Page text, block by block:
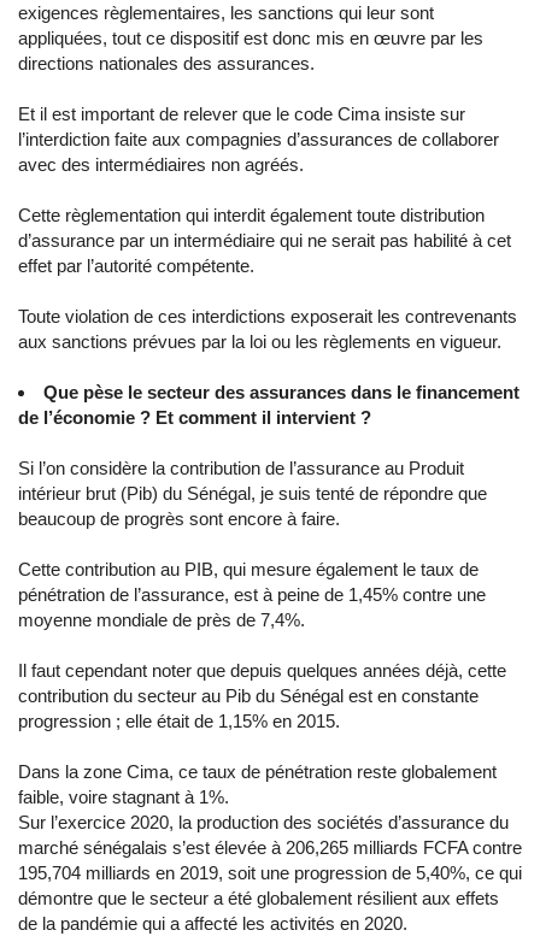
exigences règlementaires, les sanctions qui leur sont
appliquées, tout ce dispositif est donc mis en œuvre par les
directions nationales des assurances.
Et il est important de relever que le code Cima insiste sur
l’interdiction faite aux compagnies d’assurances de collaborer
avec des intermédiaires non agréés.
Cette règlementation qui interdit également toute distribution
d’assurance par un intermédiaire qui ne serait pas habilité à cet
effet par l’autorité compétente.
Toute violation de ces interdictions exposerait les contrevenants
aux sanctions prévues par la loi ou les règlements en vigueur.
Que pèse le secteur des assurances dans le financement
de l’économie ? Et comment il intervient ?
Si l’on considère la contribution de l’assurance au Produit
intérieur brut (Pib) du Sénégal, je suis tenté de répondre que
beaucoup de progrès sont encore à faire.
Cette contribution au PIB, qui mesure également le taux de
pénétration de l’assurance, est à peine de 1,45% contre une
moyenne mondiale de près de 7,4%.
Il faut cependant noter que depuis quelques années déjà, cette
contribution du secteur au Pib du Sénégal est en constante
progression ; elle était de 1,15% en 2015.
Dans la zone Cima, ce taux de pénétration reste globalement
faible, voire stagnant à 1%.
Sur l’exercice 2020, la production des sociétés d’assurance du
marché sénégalais s’est élevée à 206,265 milliards FCFA contre
195,704 milliards en 2019, soit une progression de 5,40%, ce qui
démontre que le secteur a été globalement résilient aux effets
de la pandémie qui a affecté les activités en 2020.